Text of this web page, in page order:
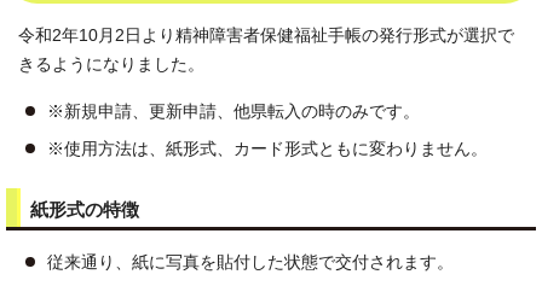
令和2年10月2日より精神障害者保健福祉手帳の発行形式が選択で
きるようになりました。
※新規申請、更新申請、他県転入の時のみです。
※使用方法は、紙形式、カード形式ともに変わりません。
紙形式の特徴
従来通り、紙に写真を貼付した状態で交付されます。